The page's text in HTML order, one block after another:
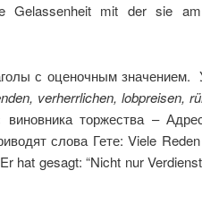
mit der sie am
с оценочным
, verherrlichen,lobpreisen,rü
торжества –
слова Гете: Viele
hat gesagt: “Nicht nur